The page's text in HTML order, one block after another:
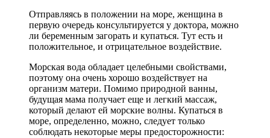
Отправляясь в положении на море, женщина в
первую очередь консультируется у доктора, можно
ли беременным загорать и купаться. Тут есть и
положительное, и отрицательное воздействие.
Морская вода обладает целебными свойствами,
поэтому она очень хорошо воздействует на
организм матери. Помимо природной ванны,
будущая мама получает еще и легкий массаж,
который делают ей морские волны. Купаться в
море, определенно, можно, следует только
соблюдать некоторые меры предосторожности: